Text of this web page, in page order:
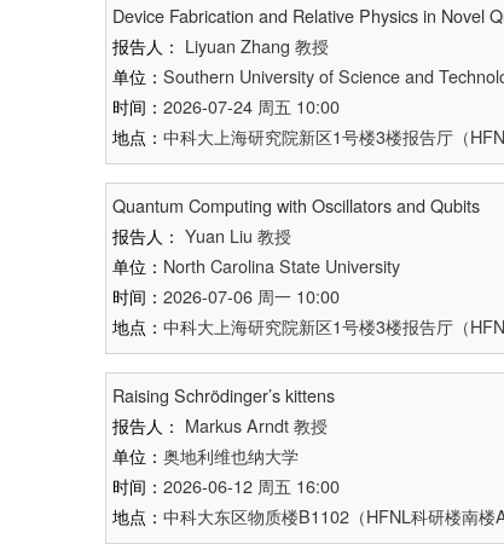
Device Fabrication and Relative Physics in Novel
报告人： Liyuan Zhang 教授
单位： Southern University of Science and
时间： 2026-07-24 周五 10:00
地点： 中科大上海研究院新区1号楼3楼报告厅（
Quantum Computing with Oscillators and Qubits
报告人： Yuan Liu 教授
单位： North Carolina State University
时间： 2026-07-06 周一 10:00
地点： 中科大上海研究院新区1号楼3楼报告厅（
Raising Schrödinger’s kittens
报告人： Markus Arndt教授
单位： 奥地利维也纳大学
时间： 2026-06-12 周五 16:00
地点： 中科大东区物质楼B1102（HFNL科研楼南